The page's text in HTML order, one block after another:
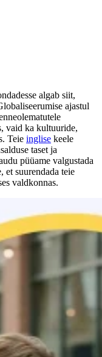
algab siit,
ajastul
vaid ka kultuuride,
Teie inglise keele
taset ja
püüame valgustada
et suurendada teie
valdkonnas.